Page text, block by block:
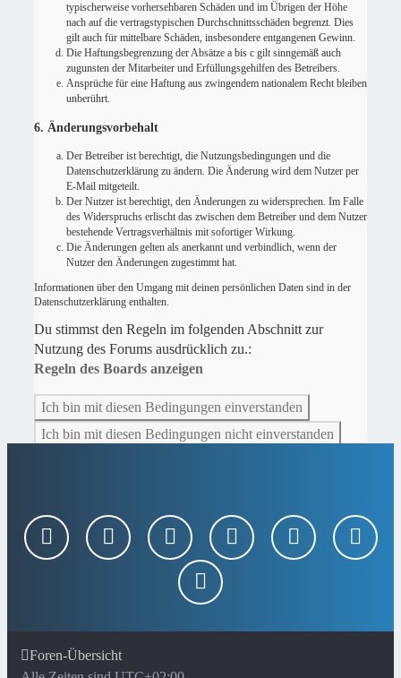
typischerweise vorhersehbaren Schäden und im Übrigen der Höhe
nach auf die vertragstypischen Durchschnittsschäden begrenzt. Dies
gilt auch für mittelbare Schäden, insbesondere entgangenen Gewinn.
Die Haftungsbegrenzung der Absätze a bis c gilt sinngemäß auch
zugunsten der Mitarbeiter und Erfüllungsgehilfen des Betreibers.
Ansprüche für eine Haftung aus zwingendem nationalem Recht bleiben
unberührt.
6. Änderungsvorbehalt
Der Betreiber ist berechtigt, die Nutzungsbedingungen und die
Datenschutzerklärung zu ändern. Die Änderung wird dem Nutzer per
E-Mail mitgeteilt.
Der Nutzer ist berechtigt, den Änderungen zu widersprechen. Im Falle
des Widerspruchs erlischt das zwischen dem Betreiber und dem Nutzer
bestehende Vertragsverhältnis mit sofortiger Wirkung.
Die Änderungen gelten als anerkannt und verbindlich, wenn der
Nutzer den Änderungen zugestimmt hat.
Informationen über den Umgang mit deinen persönlichen Daten sind in der
Datenschutzerklärung enthalten.
Du stimmst den Regeln im folgenden Abschnitt zur
Nutzung des Forums ausdrücklich zu.:
Regeln des Boards anzeigen
Foren-Übersicht